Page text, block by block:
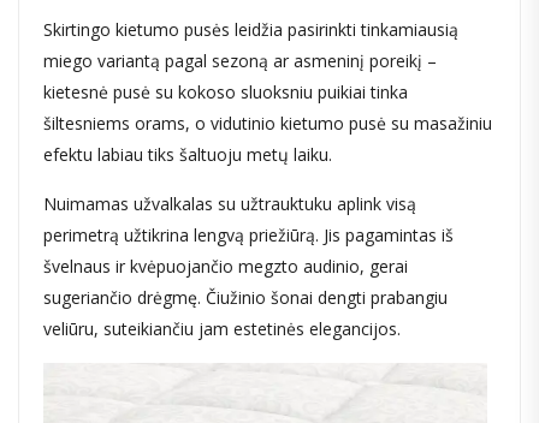
Skirtingo kietumo pusės leidžia pasirinkti tinkamiausią
miego variantą pagal sezoną ar asmeninį poreikį –
kietesnė pusė su kokoso sluoksniu puikiai tinka
šiltesniems orams, o vidutinio kietumo pusė su masažiniu
efektu labiau tiks šaltuoju metų laiku.
Nuimamas užvalkalas su užtrauktuku aplink visą
perimetrą užtikrina lengvą priežiūrą. Jis pagamintas iš
švelnaus ir kvėpuojančio megzto audinio, gerai
sugeriančio drėgmę. Čiužinio šonai dengti prabangiu
veliūru, suteikiančiu jam estetinės elegancijos.